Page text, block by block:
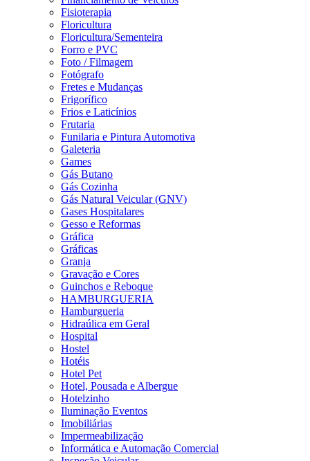
Fisioterapia
Floricultura
Floricultura/Sementeira
Forro e PVC
Foto / Filmagem
Fotógrafo
Fretes e Mudanças
Frigorífico
Frios e Laticínios
Frutaria
Funilaria e Pintura Automotiva
Galeteria
Games
Gás Butano
Gás Cozinha
Gás Natural Veicular (GNV)
Gases Hospitalares
Gesso e Reformas
Gráfica
Gráficas
Granja
Gravação e Cores
Guinchos e Reboque
HAMBURGUERIA
Hamburgueria
Hidraúlica em Geral
Hospital
Hostel
Hotéis
Hotel Pet
Hotel, Pousada e Albergue
Hotelzinho
Iluminação Eventos
Imobiliárias
Impermeabilização
Informática e Automação Comercial